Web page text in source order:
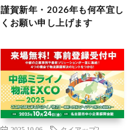
謹賀新年・2026年も何卒宜し
くお願い申し上げます